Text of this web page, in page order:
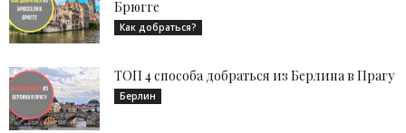
Брюгге
Как добраться?
ТОП 4 способа добраться из Берлина в Прагу
Берлин